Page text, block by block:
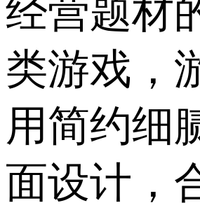
经营题材
类游戏，
用简约细
面设计，